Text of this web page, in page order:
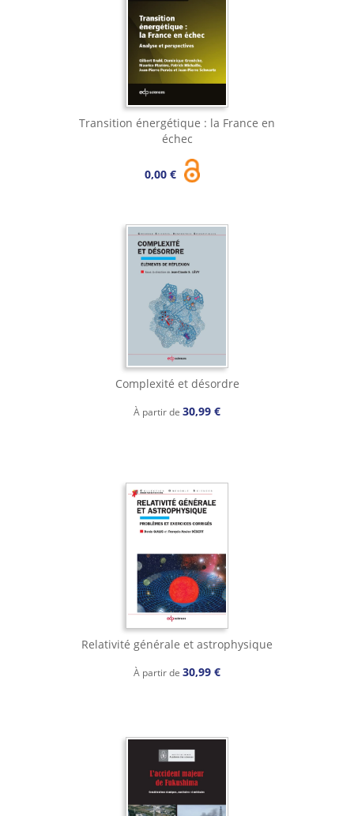
Transition énergétique : la France en
échec
0,00 €
Complexité et désordre
À partir de 30,99 €
Relativité générale et astrophysique
À partir de 30,99 €